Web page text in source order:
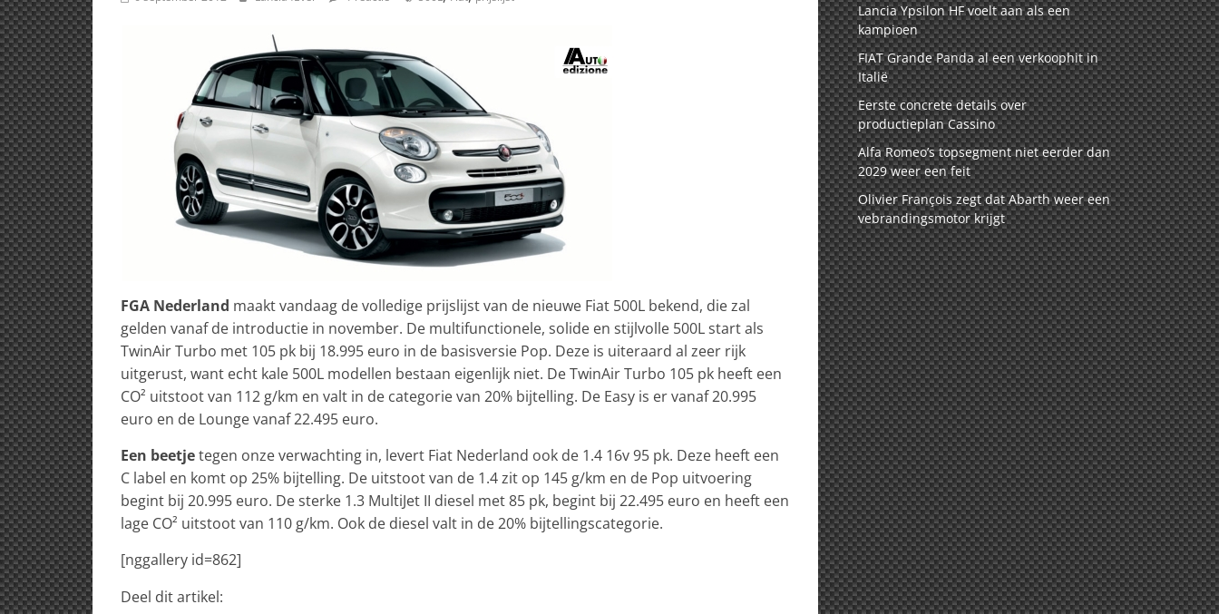
FGA Nederland maakt vandaag de volledige prijslijst van de nieuwe Fiat 500L bekend, die zal
gelden vanaf de introductie in november. De multifunctionele, solide en stijlvolle 500L start als
TwinAir Turbo met 105 pk bij 18.995 euro in de basisversie Pop. Deze is uiteraard al zeer rijk
uitgerust, want echt kale 500L modellen bestaan eigenlijk niet. De TwinAir Turbo 105 pk heeft een
CO² uitstoot van 112 g/km en valt in de categorie van 20% bijtelling. De Easy is er vanaf 20.995
euro en de Lounge vanaf 22.495 euro.
Een beetjetegen onze verwachting in, levert Fiat Nederland ook de 1.4 16v 95 pk. Deze heeft een
C label en komt op 25% bijtelling. De uitstoot van de 1.4 zit op 145 g/km en de Pop uitvoering
begint bij 20.995 euro. De sterke 1.3 MultiJet II diesel met 85 pk, begint bij 22.495 euro en heeft een
lage CO² uitstoot van 110 g/km. Ook de diesel valt in de 20% bijtellingscategorie.
[nggallery id=862]
Deel dit artikel:
Lancia Ypsilon HF voelt aan als een
kampioen
FIAT Grande Panda al een verkoophit in
Italië
Eerste concrete details over
productieplan Cassino
Alfa Romeo’s topsegment niet eerder dan
2029 weer een feit
Olivier François zegt dat Abarth weer een
vebrandingsmotor krijgt